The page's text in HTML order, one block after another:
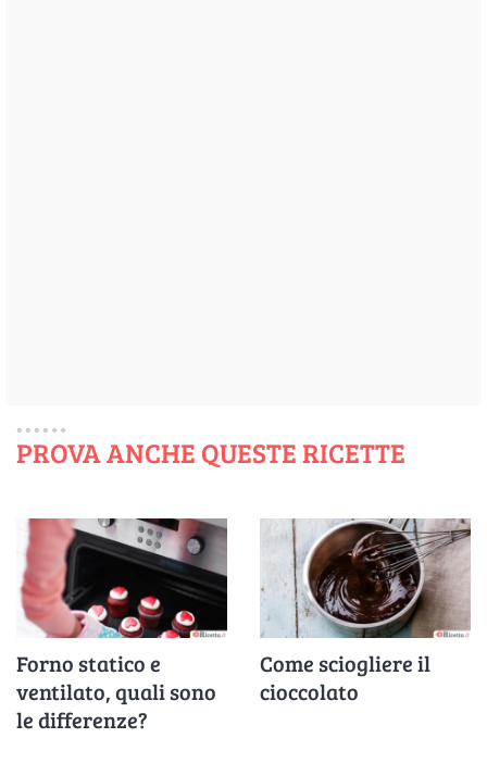
PROVA ANCHE QUESTE RICETTE
Forno statico e
ventilato, quali sono
le differenze?
Come sciogliere il
cioccolato